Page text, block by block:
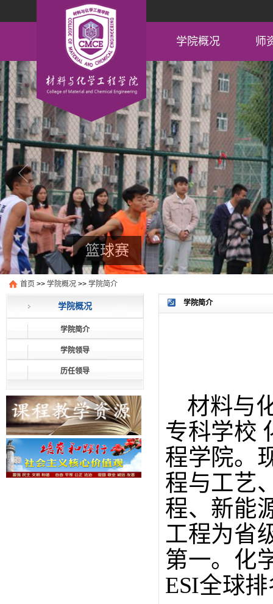
学院概况 师
领导信箱
篮球赛
首页 >> 学院概况 >> 学院简介
学院概况
学院简介
学院领导
历任领导
学院简介
材料与
专科学校
程学院。
程与工艺
程、新能
工程为省
第一。 化
ESI全球